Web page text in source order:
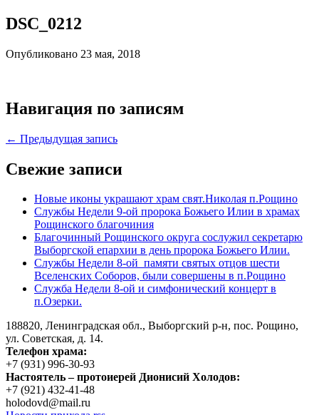
DSC_0212
Опубликовано 23 мая, 2018
Навигация по записям
← Предыдущая запись
Свежие записи
Новые иконы украшают храм свят.Николая п.Рощино
Службы Недели 9-ой пророка Божьего Илии в храмах
Рощинского благочиния
Благочинный Рощинского округа сослужил секретарю
Выборгской епархии в день пророка Божьего Илии.
Службы Недели 8-ой памяти святых отцов шести
Вселенских Соборов, были совершены в п.Рощино
Служба Недели 8-ой и симфонический концерт в
п.Озерки.
188820, Ленинградская обл., Выборгский р-н, пос. Рощино,
ул. Советская, д. 14.
Телефон храма:
+7 (931) 996-30-93
Настоятель – протоиерей Дионисий Холодов:
+7 (921) 432-41-48
holodovd@mail.ru